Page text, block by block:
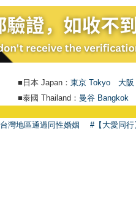
■日本 Japan： 東京 Tokyo 大
■泰國 Thailand： 曼谷 Bangkok
灣地區通過同性婚姻 #【大愛同